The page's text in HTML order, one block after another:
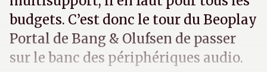
budgets. C’est donc le tour du Beoplay
Portal de Bang & Olufsen de passer
sur le banc des périphériques audio.